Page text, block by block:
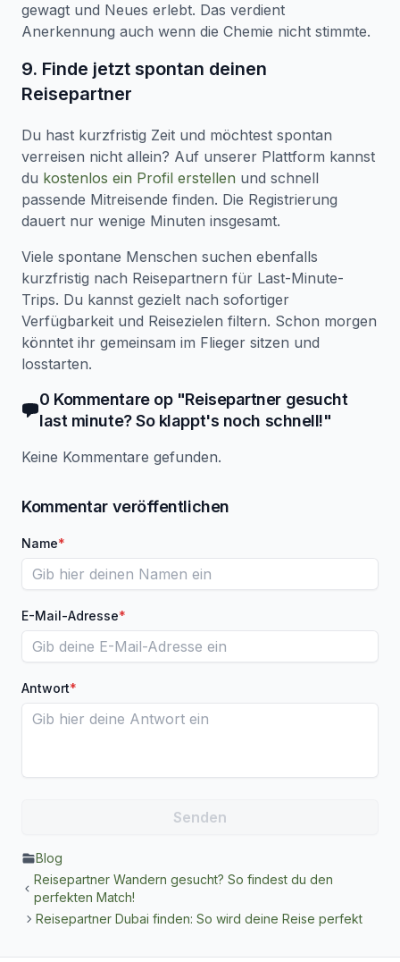
gewagt und Neues erlebt. Das verdient
Anerkennung auch wenn die Chemie nicht stimmte.
9. Finde jetzt spontan deinen
Reisepartner
Du hast kurzfristig Zeit und möchtest spontan
verreisen nicht allein? Auf unserer Plattform kannst
du kostenlos ein Profil erstellen und schnell
passende Mitreisende finden. Die Registrierung
dauert nur wenige Minuten insgesamt.
Viele spontane Menschen suchen ebenfalls
kurzfristig nach Reisepartnern für Last-Minute-
Trips. Du kannst gezielt nach sofortiger
Verfügbarkeit und Reisezielen filtern. Schon morgen
könntet ihr gemeinsam im Flieger sitzen und
losstarten.
0 Kommentare op "Reisepartner gesucht
last minute? So klappt's noch schnell!"
Keine Kommentare gefunden.
Kommentar veröffentlichen
Name*
E-Mail-Adresse*
Antwort*
Blog
Reisepartner Wandern gesucht? So findest du den
perfekten Match!
Reisepartner Dubai finden: So wird deine Reise perfekt